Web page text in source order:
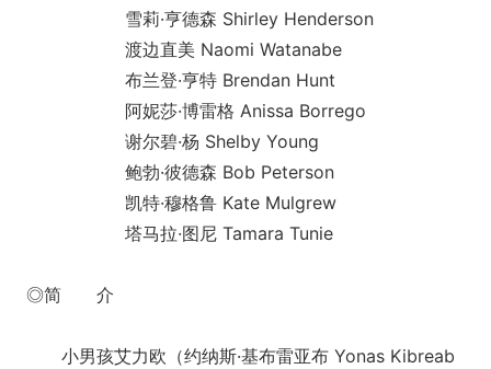
雪莉·亨德森 Shirley Henderson
渡边直美 Naomi Watanabe
布兰登·亨特 Brendan Hunt
阿妮莎·博雷格 Anissa Borrego
谢尔碧·杨 Shelby Young
鲍勃·彼德森 Bob Peterson
凯特·穆格鲁 Kate Mulgrew
塔马拉·图尼 Tamara Tunie
◎简 介
小男孩艾力欧（约纳斯·基布雷亚布 Yonas Kibreab